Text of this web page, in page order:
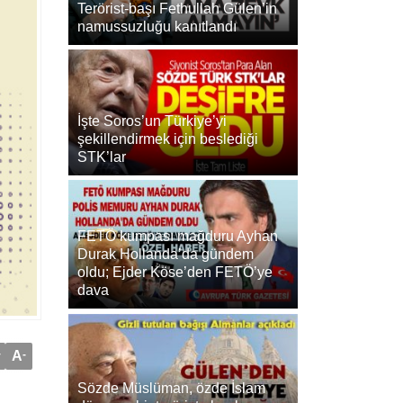
A-
Terörist-başı Fethullah Gülen’in
namussuzluğu kanıtlandı
İşte Soros’un Türkiye’yi
şekillendirmek için beslediği
STK’lar
FETÖ kumpası mağduru Ayhan
Durak Hollanda’da gündem
oldu; Ejder Köse’den FETÖ’ye
dava
Sözde Müslüman, özde İslam